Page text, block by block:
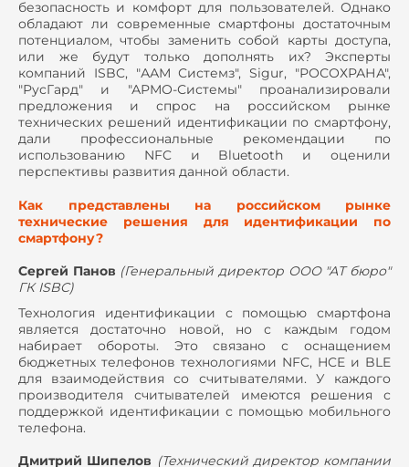
безопасность и комфорт для пользователей. Однако
обладают ли современные смартфоны достаточным
потенциалом, чтобы заменить собой карты доступа,
или же будут только дополнять их? Эксперты
компаний ISBC, "ААМ Системз", Sigur, "РОСОХРАНА",
"РусГард" и "АРМО-Системы" проанализировали
предложения и спрос на российском рынке
технических решений идентификации по смартфону,
дали профессиональные рекомендации по
использованию NFC и Bluetooth и оценили
перспективы развития данной области.
Как представлены на российском рынке
технические решения для идентификации по
смартфону?
Сергей Панов (Генеральный директор ООО "АТ бюро"
ГК ISBC)
Технология идентификации с помощью смартфона
является достаточно новой, но с каждым годом
набирает обороты. Это связано с оснащением
бюджетных телефонов технологиями NFC, HCE и BLE
для взаимодействия со считывателями. У каждого
производителя считывателей имеются решения с
поддержкой идентификации с помощью мобильного
телефона.
Дмитрий Шипелов (Технический директор компании